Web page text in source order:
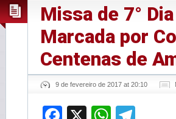
Missa de 7°
Marcada por
Centenas de
9 de fevereiro de 2017 at 20:10